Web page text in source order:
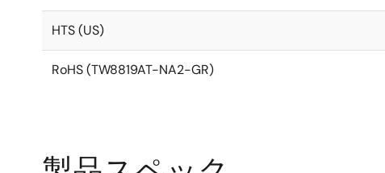
HTS (US)
RoHS (TW8819AT-NA2-GR)